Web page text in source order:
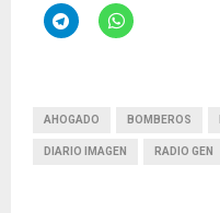
AHOGADO BOMBEROS
DIARIO IMAGEN RADIO GEN